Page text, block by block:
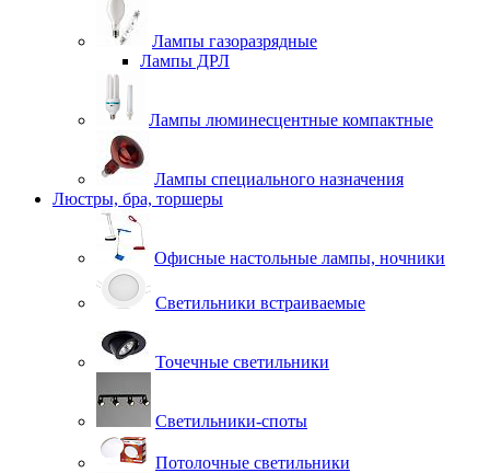
Лампы газоразрядные
Лампы ДРЛ
Лампы люминесцентные компактные
Лампы специального назначения
Люстры, бра, торшеры
Офисные настольные лампы, ночники
Светильники встраиваемые
Точечные светильники
Светильники-споты
Потолочные светильники